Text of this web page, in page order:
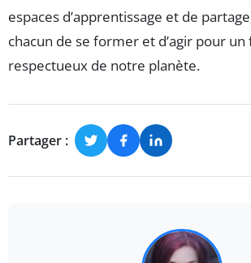
espaces d’apprentissage et de
chacun de se former et d’agir pour
respectueux de notre planète.
Partager :